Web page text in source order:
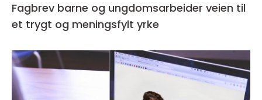
Fagbrev barne og ungdomsarbeider veien til
et trygt og meningsfylt yrke